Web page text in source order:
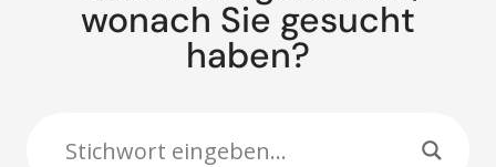
wonach Sie gesucht
haben?